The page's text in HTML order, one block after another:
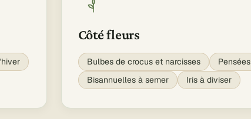
Côté fleurs
Bulbes de crocus et narcisses
Pensées
Bisannuelles à semer
Iris à diviser